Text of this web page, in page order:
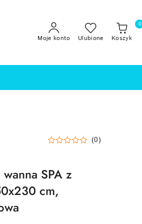
Moje konto Ulubione Koszyk
0
(0)
SPA z
cm,